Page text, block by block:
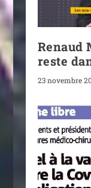
Renaud
reste
23 novembre